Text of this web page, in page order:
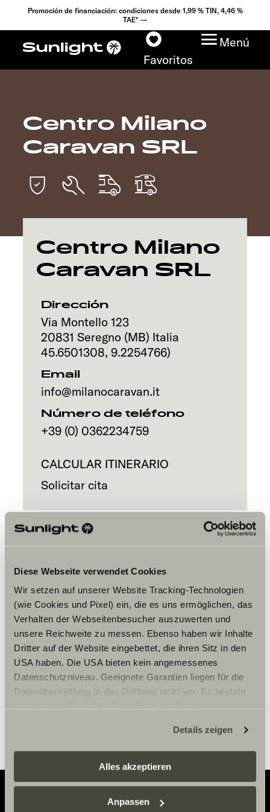
Diese Webseite verwendet Cookies
Wir setzen auf unserer Website Tracking-Technologien
(wie Cookies und Pixel) ein, die es uns ermöglichen, das
Verhalten der Webseitenbesucher auszuwerten und
unsere Reichweite zu messen. Ebenso haben wir Inhalte
Dritter auf der Website eingebettet, die ihren Sitz in den
USA haben. Die USA bieten kein angemessenes
Datenschutzniveau. Geeignete Garantien liegen für die
Datenübermittlung in das Drittland nicht vor. Es besteht
zustehen. Eingesetzte Dienstleister können Daten für
eigene Zwecke verarbeiten und mit anderen Daten
zusammenführen. Weitere Informationen finden Sie hier:
Datenschutzerklärung
einzelne Cookies/Dienste in den Einstellungen aus,
Details zeigen
Alles akzeptieren
Anpassen
Promoción de financiación: condiciones desde 1,99 % TIN, 4,46 %
TAE* →
Favoritos
Menú
Modelos
Configurador
Encuentra tu Sunlight
Búsqueda de
concesionarios
Descubrir
Servicio
Centro Milano
Caravan SRL
Centro Milano
Caravan SRL
Dirección
Via Montello 123
20831 Seregno (MB) Italia
45.6501308, 9.2254766)
Email
info@milanocaravan.it
Número de teléfono
+39 (0) 0362234759
CALCULAR ITINERARIO
Solicitar cita
Hay que aceptar los cookies de
marketing para ver el contenido.
Ajustes de cookies